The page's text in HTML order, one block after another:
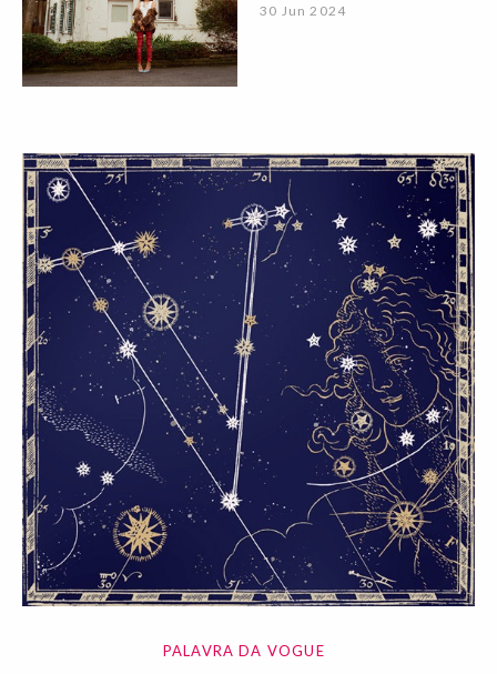
30 Jun 2024
PALAVRA DA VOGUE